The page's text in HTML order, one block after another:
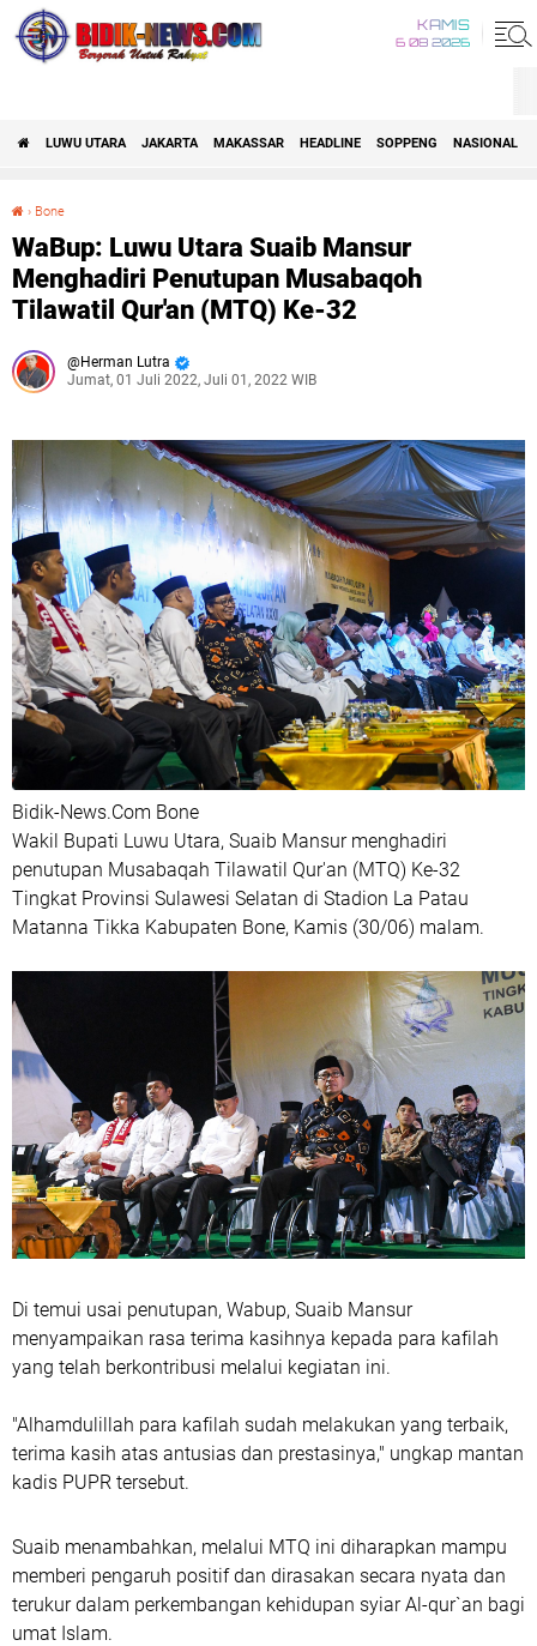
KAMIS
6 08 2026
LUWU UTARA JAKARTA MAKASSAR HEADLINE SOPPENG NASIONAL
› Bone
WaBup: Luwu Utara Suaib Mansur
Menghadiri Penutupan Musabaqoh
Tilawatil Qur'an (MTQ) Ke-32
Herman Lutra
Jumat, 01 Juli 2022, Juli 01, 2022 WIB
Bidik-News.Com Bone
Wakil Bupati Luwu Utara, Suaib Mansur menghadiri
penutupan Musabaqah Tilawatil Qur'an (MTQ) Ke-32
Tingkat Provinsi Sulawesi Selatan di Stadion La Patau
Matanna Tikka Kabupaten Bone, Kamis (30/06) malam.
Di temui usai penutupan, Wabup, Suaib Mansur
menyampaikan rasa terima kasihnya kepada para kafilah
yang telah berkontribusi melalui kegiatan ini.
"Alhamdulillah para kafilah sudah melakukan yang terbaik,
terima kasih atas antusias dan prestasinya," ungkap mantan
kadis PUPR tersebut.
Suaib menambahkan, melalui MTQ ini diharapkan mampu
memberi pengaruh positif dan dirasakan secara nyata dan
terukur dalam perkembangan kehidupan syiar Al-qur`an bagi
umat Islam.